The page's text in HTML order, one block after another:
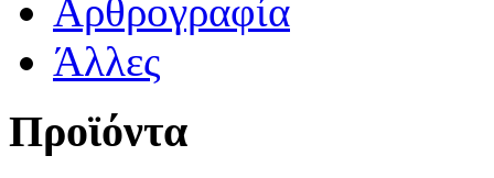
Αρθρογραφία
Άλλες
Προϊόντα